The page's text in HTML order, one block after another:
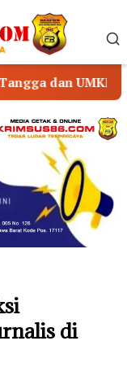
Paket Tak
di